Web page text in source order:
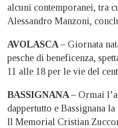
alcuni contemporanei, tra
Alessandro Manzoni,
AVOLASCA – Giornata
pesche di beneficenza,
11 alle 18 per le vie del
BASSIGNANA – Ormai
dappertutto e Bassignana
Il Memorial Cristian